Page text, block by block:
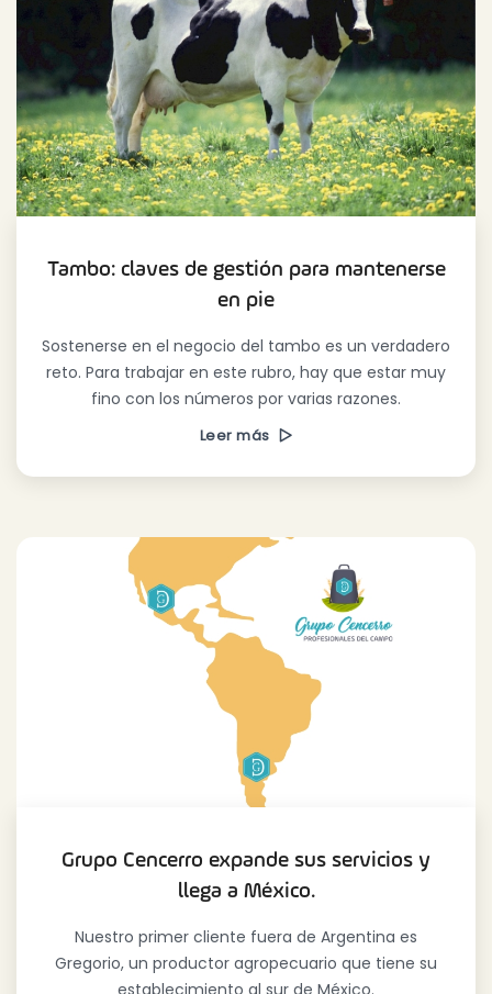
Tambo: claves de gestión para mantenerse
en pie
Sostenerse en el negocio del tambo es un verdadero
reto. Para trabajar en este rubro, hay que estar muy
fino con los números por varias razones.
Leer más
Grupo Cencerro expande sus servicios y
llega a México.
Nuestro primer cliente fuera de Argentina es
Gregorio, un productor agropecuario que tiene su